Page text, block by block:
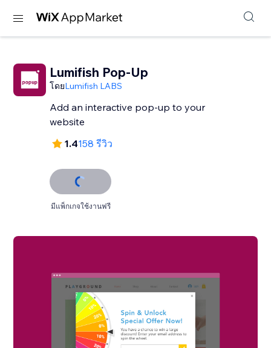
Lumifish Pop-Up
โดยLumifish LABS
Add an interactive pop-up to your
website
1.4158 รีวิว
มีแพ็กเกจใช้งานฟรี